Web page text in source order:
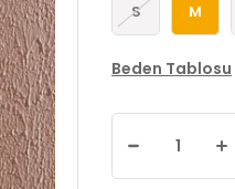
S M
Beden Tablosu